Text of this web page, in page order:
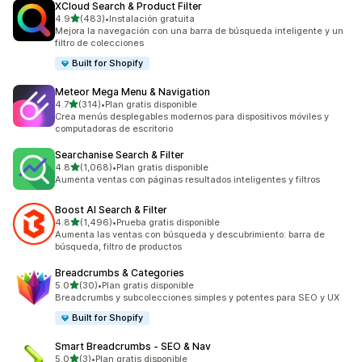
XCloud Search & Product Filter
4.9de 5 estrellas
(483)
483 reseñas en total
•Instalación gratuita
Mejora la navegación con una barra de búsqueda inteligente y un
filtro de colecciones
Built for Shopify
Meteor Mega Menu & Navigation
4.7de 5 estrellas
(314)
314 reseñas en total
•Plan gratis disponible
Crea menús desplegables modernos para dispositivos móviles y
computadoras de escritorio
Searchanise Search & Filter
4.8de 5 estrellas
(1,068)
1068 reseñas en total
•Plan gratis disponible
Aumenta ventas con páginas resultados inteligentes y filtros
Boost AI Search & Filter
4.8de 5 estrellas
(1,496)
1496 reseñas en total
•Prueba gratis disponible
Aumenta las ventas con búsqueda y descubrimiento: barra de
búsqueda, filtro de productos
Breadcrumbs & Categories
5.0de 5 estrellas
(30)
30 reseñas en total
•Plan gratis disponible
Breadcrumbs y subcolecciones simples y potentes para SEO y UX
Built for Shopify
Smart Breadcrumbs ‑ SEO & Nav
5.0de 5 estrellas
(3)•Plan gratis disponible